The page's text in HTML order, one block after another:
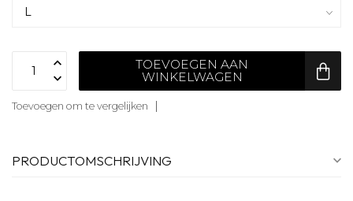
TOEVOEGEN AAN
WINKELWAGEN
Toevoegen om te vergelijken
PRODUCTOMSCHRIJVING